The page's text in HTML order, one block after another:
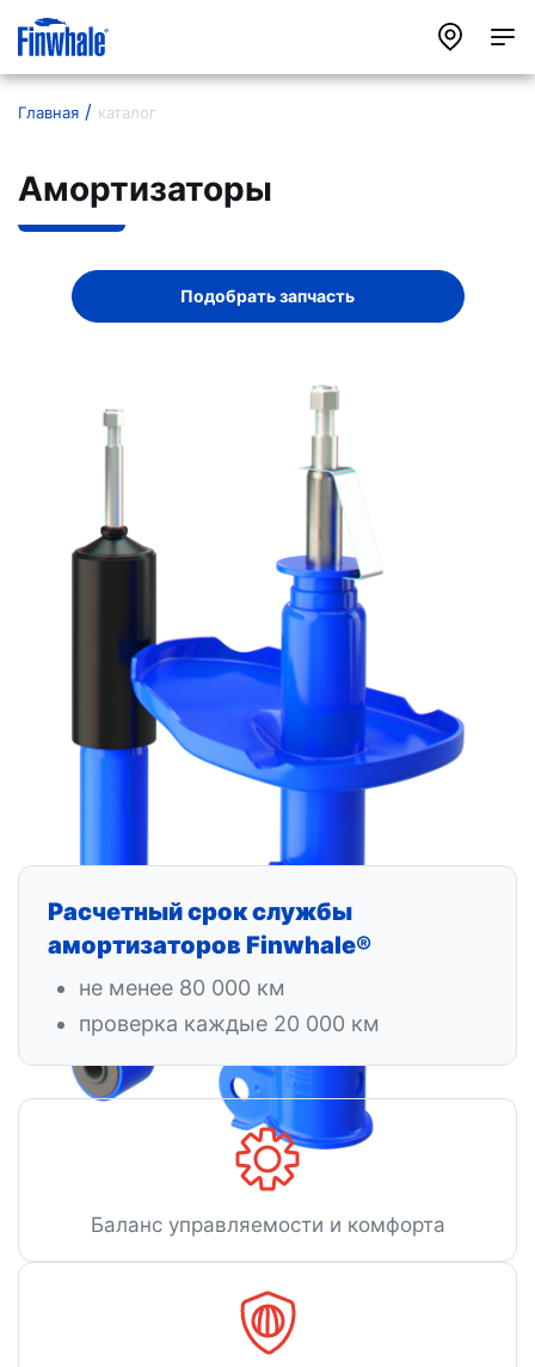
Главная каталог
Амортизаторы
Подобрать запчасть
Расчетный срок службы
амортизаторов Finwhale®
не менее 80 000 км
проверка каждые 20 000 км
Баланс управляемости и комфорта